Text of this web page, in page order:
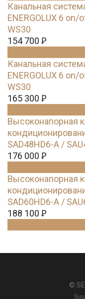
Канальная
ENERGOLUX 6 on/
WS30
154 700 Ꝑ
Канальная
ENERGOLUX 6 on/
WS30
165 300 Ꝑ
Высоконапорная
SAD48HD6-A /
176 000 Ꝑ
Высоконапорная
SAD60HD6-A /
188 100 Ꝑ
©